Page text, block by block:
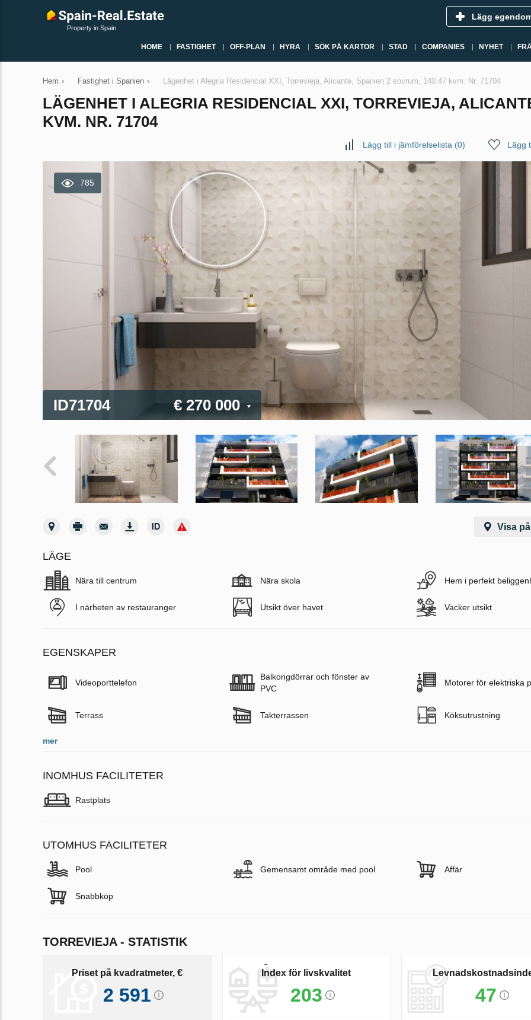
Property in Spain
Lägg
HOME FASTIGHET OFF-PLAN HYRA SÖK PÅ KARTOR STAD COMPANIES NYHET
Hem › Fastighet i Spanien › Lägenhet i Alegria Residencial XXI, Torrevieja, Alicante, Spanien 2 sovrum, 140.47 kvm. Nr. 71704
LÄGENHET I ALEGRIA RESIDENCIAL XXI, TORREVIEJA,
KVM. NR. 71704
Lägg till i jämförelselista (0) Lägg
785
ID71704 € 270 000
Visa
LÄGE
Nära till centrum Nära skola Hem i perfekt
I närheten av restauranger Utsikt över havet Vacker utsikt
EGENSKAPER
Videoporttelefon
Balkongdörrar och fönster av
PVC
Motorer för elektriska
Terrass Takterrassen Köksutrustning
mer
INOMHUS FACILITETER
Rastplats
UTOMHUS FACILITETER
Pool Gemensamt område med pool Affär
Snabbköp
TORREVIEJA - STATISTIK
Priset på kvadratmeter, €
2 591
Index för livskvalitet
203 47